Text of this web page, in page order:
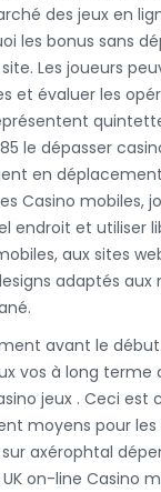
des jeux en
les bonus sans
Les joueurs
et évaluer les
le dépasser
en
Casino mobiles,
endroit et utiliser
aux sites
adaptés
avant le
vos à long terme
jeux . Ceci
moyens pour les
axérophtal
on-line Casino